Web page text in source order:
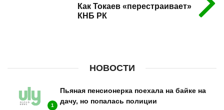
Как Токаев «перестраивает»
КНБ РК
НОВОСТИ
1
Пьяная пенсионерка поехала на байке на
дачу, но попалась полиции